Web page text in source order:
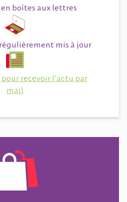
en boîtes aux lettres
mis à jour
recevoir l’actu par
mail